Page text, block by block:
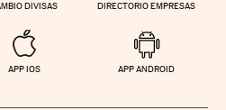
DIVISAS DIRECTORIO EMPRESAS
APP IOS APP ANDROID